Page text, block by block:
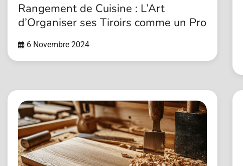
Rangement de Cuisine : L’Art
d’Organiser ses Tiroirs comme un Pro
6 Novembre 2024